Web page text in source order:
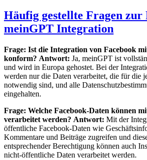
Häufig gestellte Fragen zur
meinGPT Integration
Frage: Ist die Integration von Facebook
konform? Antwort: Ja, meinGPT ist
und wird in Europa gehostet. Bei der
werden nur die Daten verarbeitet, die für die
notwendig sind, und alle
eingehalten.
Frage: Welche Facebook-Daten können
verarbeitet werden? Antwort: Mit der
öffentliche Facebook-Daten wie
Kommentare und Beiträge zugreifen und
entsprechender Berechtigung können auch
nicht-öffentliche Daten verarbeitet werden.